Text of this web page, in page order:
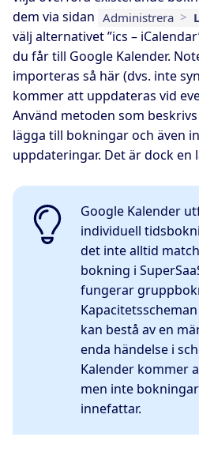
dem via sidan Administrera >
välj alternativet ”ics –
du får till Google Kalender.
importeras så här (dvs. inte
kommer att uppdateras vid
Använd metoden som
lägga till bokningar och även
uppdateringar. Det är dock en
Google Kalender
individuell
det inte alltid
bokning i
fungerar
kan bestå av en
enda händelse i
Kalender kommer
men inte
innefattar.